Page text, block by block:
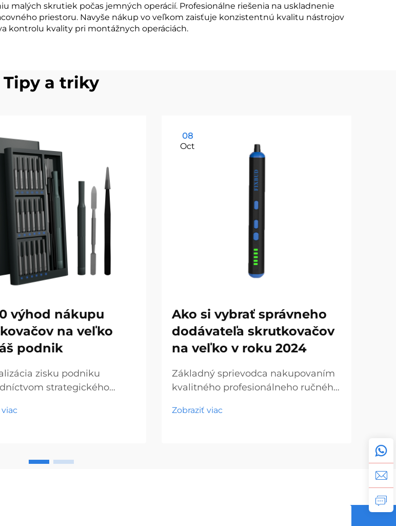
malých skrutiek počas jemných operácií. Profesionálne riešenia na uskladnenie
priestoru. Navyše nákup vo veľkom zaisťuje konzistentnú kvalitu nástrojov
kontrolu kvality pri montážnych operáciách.
Tipy a triky
výhod nákupu
na veľko
podnik
zisku podniku
strategického
konkurenčnom trhu s
08
Oct
Ako si vybrať správneho
dodávateľa skrutkovačov
na veľko v roku 2024
Základný sprievodca nakupovaním
kvalitného profesionálneho ručného
oblasti stavebníctva a výroby sa
Zobraziť viac